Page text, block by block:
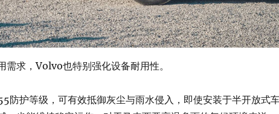
需求，Volvo也特别强化设备耐用性。
防护等级，可有效抵御灰尘与雨水侵入，即使安装于半开放式